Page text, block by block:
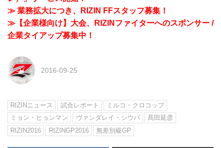
≫ 業務拡大につき、RIZIN FFスタッフ募集！
≫【企業様向け】大会、RIZINファイターへのスポンサー /
企業タイアップ募集中！
2016-09-25
RIZINニュース 試合レポート
ミルコ・クロコップ
ミョン・ヒョンマン
ヴァンダレイ・シウバ
髙田延彦
RIZIN2016
RIZINGP2016 無差別級GP